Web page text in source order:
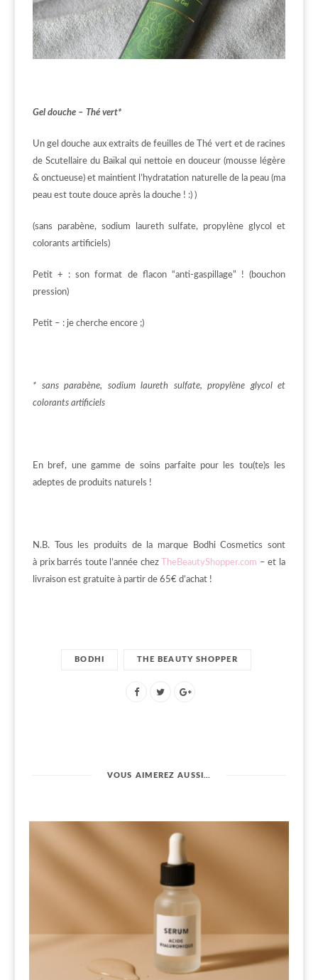
Gel douche – Thé vert*
Un gel douche aux extraits de feuilles de Thé vert et de racines
de Scutellaire du Baïkal qui nettoie en douceur (mousse légère
& onctueuse) et maintient l’hydratation naturelle de la peau (ma
peau est toute douce après la douche ! :) )
(sans parabène, sodium laureth sulfate, propylène glycol et
colorants artificiels)
Petit + : son format de flacon “anti-gaspillage” ! (bouchon
pression)
Petit – : je cherche encore ;)
* sans parabène, sodium laureth sulfate, propylène glycol et
colorants artificiels
En bref, une gamme de soins parfaite pour les tou(te)s les
adeptes de produits naturels !
N.B. Tous les produits de la marque Bodhi Cosmetics sont
à prix barrés toute l’année chez TheBeautyShopper.com – et la
livraison est gratuite à partir de 65€ d’achat !
BODHI THE BEAUTY SHOPPER
VOUS AIMEREZ AUSSI…